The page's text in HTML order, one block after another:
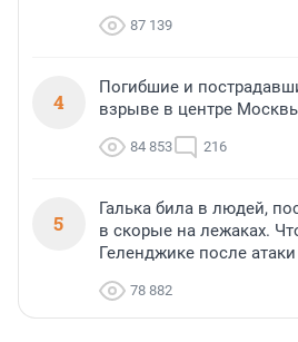
87 139
4
Погибшие и
взрыве в центре
84 853 216
5
Галька била в людей,
в скорые на лежаках.
Геленджике после
78 882